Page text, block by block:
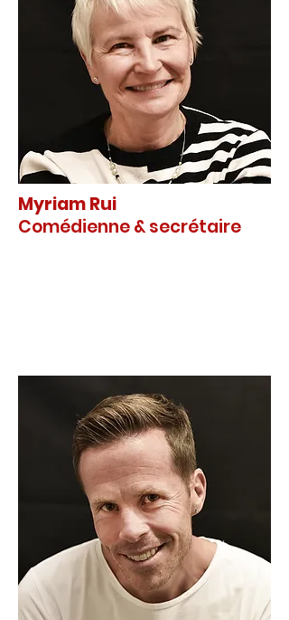
Myriam Rui
Comédienne & secrétaire